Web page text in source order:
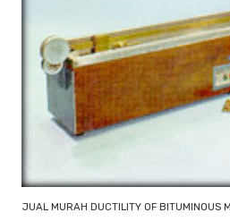
JUAL MURAH DUCTILITY OF BITUMINOUS